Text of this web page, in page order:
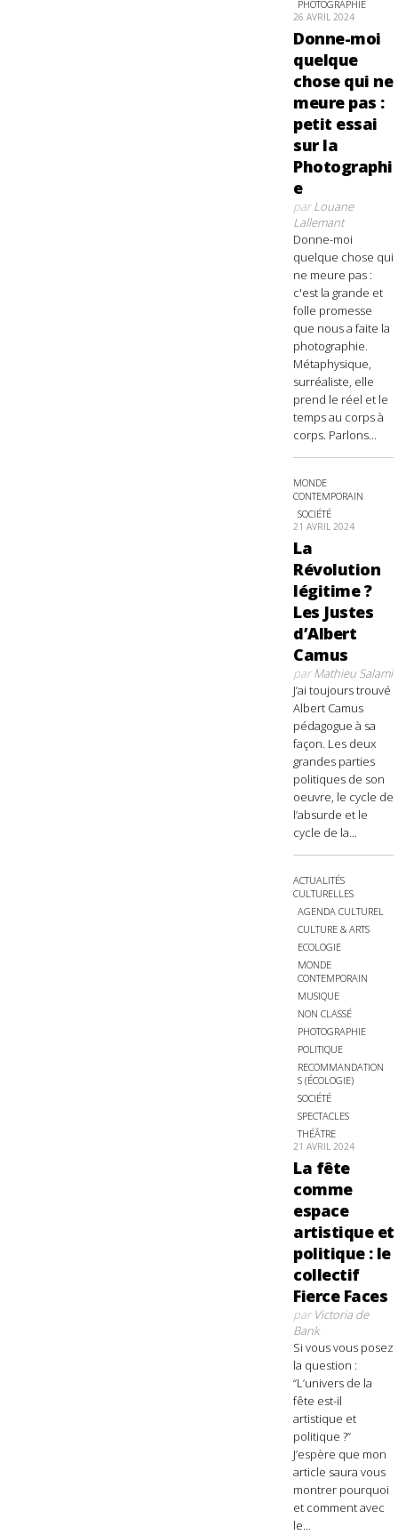
PHOTOGRAPHIE
26 AVRIL 2024
Donne-moi
quelque
chose qui ne
meure pas :
petit essai
sur la
Photographi
e
parLouane
Lallemant
Donne-moi
quelque chose qui
ne meure pas :
c'est la grande et
folle promesse
que nous a faite la
photographie.
Métaphysique,
surréaliste, elle
prend le réel et le
temps au corps à
corps. Parlons...
MONDE
CONTEMPORAIN
SOCIÉTÉ
21 AVRIL 2024
La
Révolution
légitime ?
Les Justes
d’Albert
Camus
parMathieu Salami
J’ai toujours trouvé
Albert Camus
pédagogue à sa
façon. Les deux
grandes parties
politiques de son
oeuvre, le cycle de
l’absurde et le
cycle de la...
ACTUALITÉS
CULTURELLES
AGENDA CULTUREL
CULTURE & ARTS
ECOLOGIE
MONDE
CONTEMPORAIN
MUSIQUE
NON CLASSÉ
PHOTOGRAPHIE
POLITIQUE
RECOMMANDATION
S (ÉCOLOGIE)
SOCIÉTÉ
SPECTACLES
THÉÂTRE
21 AVRIL 2024
La fête
comme
espace
artistique et
politique : le
collectif
Fierce Faces
parVictoria de
Bank
Si vous vous posez
la question :
“L’univers de la
fête est-il
artistique et
politique ?”
J’espère que mon
article saura vous
montrer pourquoi
et comment avec
le...